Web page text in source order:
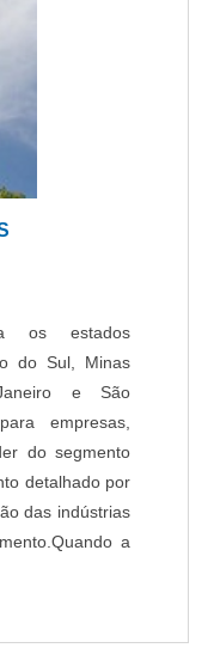
os estados
do Sul, Minas
e São
empresas,
do segmento
detalhado por
das indústrias
a
receberá